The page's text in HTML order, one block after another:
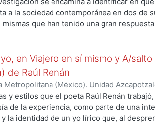
escritores mexicanos del siglo XX.
a la sociedad contemporánea en dos de
mismas que han tenido una gran
se han representado en inglés y en
en Viajero en sí mismo y A/salto
de Raúl Renán
Metropolitana (México). Unidad
,2019)Estrada Velázquez, Alejandra
y estilos que el poeta Raúl Renán
de la experiencia, como parte de una
la identidad de un yo lírico que, al